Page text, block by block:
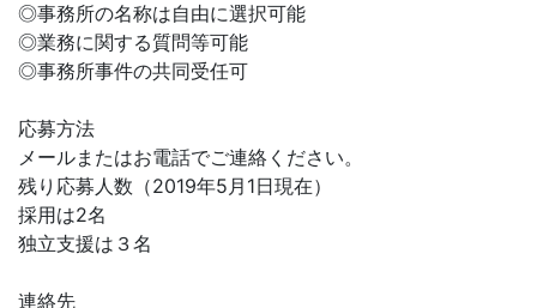
◎事務所の名称は自由に選択可能
◎業務に関する質問等可能
◎事務所事件の共同受任可
応募方法
メールまたはお電話でご連絡ください。
残り応募人数（2019年5月1日現在）
採用は2名
独立支援は３名
連絡先